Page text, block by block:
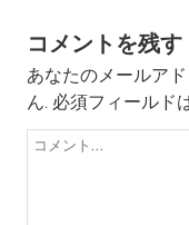
コメントを残す
あなたのメールア
ん. 必須フィールド